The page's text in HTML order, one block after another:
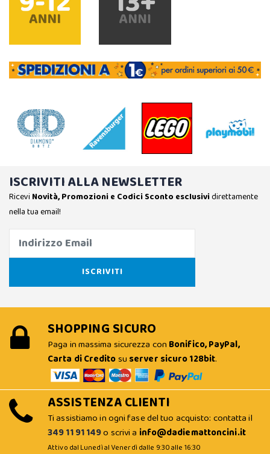
ISCRIVITI ALLA NEWSLETTER
Ricevi Novità, Promozioni e Codici Sconto esclusividirettamente
nella tua email!
SHOPPING SICURO
Paga in massima sicurezza con Bonifico, PayPal,
Carta di Creditosu server sicuro 128bit.
ASSISTENZA CLIENTI
Ti assistiamo in ogni fase del tuo acquisto: contatta il
349 11 91 149o scrivi a info@dadiemattoncini.it
Attivo dal Lunedì al Venerdì dalle 9:30 alle 16:30